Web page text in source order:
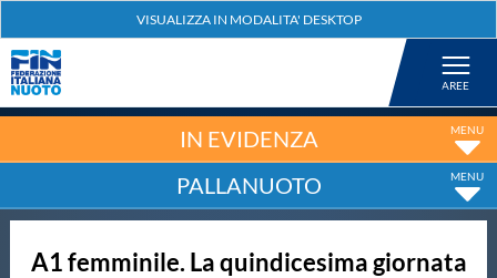
Nuoto
Tuffi
IN EVIDENZA
PALLANUOTO
A1 femminile. La quindicesima giornata